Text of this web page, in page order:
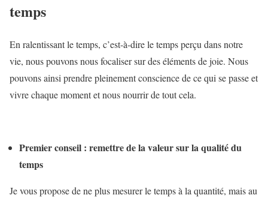
temps
En ralentissant le temps, c’est-à-dire le temps perçu dans notre
vie, nous pouvons nous focaliser sur des éléments de joie. Nous
pouvons ainsi prendre pleinement conscience de ce qui se passe et
vivre chaque moment et nous nourrir de tout cela.
Premier conseil : remettre de la valeur sur la qualité du
temps
Je vous propose de ne plus mesurer le temps à la quantité, mais au